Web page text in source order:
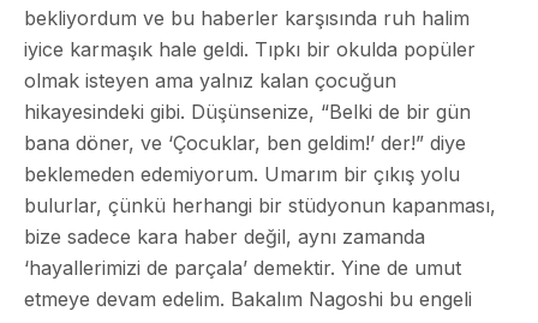
bekliyordum ve bu haberler karşısında ruh halim
iyice karmaşık hale geldi. Tıpkı bir okulda popüler
olmak isteyen ama yalnız kalan çocuğun
hikayesindeki gibi. Düşünsenize, “Belki de bir gün
bana döner, ve ‘Çocuklar, ben geldim!’ der!” diye
beklemeden edemiyorum. Umarım bir çıkış yolu
bulurlar, çünkü herhangi bir stüdyonun kapanması,
bize sadece kara haber değil, aynı zamanda
‘hayallerimizi de parçala’ demektir. Yine de umut
etmeye devam edelim. Bakalım Nagoshi bu engeli